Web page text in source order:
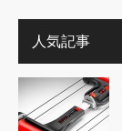
人気記事